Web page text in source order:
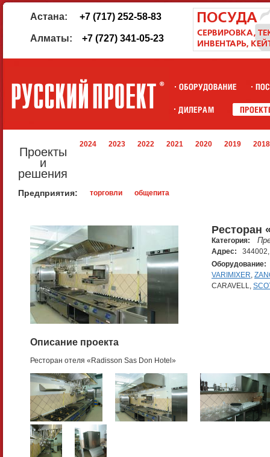
Астана: +7 (717) 252-58-83
Алматы: +7 (727) 341-05-23
Проекты
и
решения
2024 2023 2022 2021 2020 2019 2018
Предприятия: торговли общепита
Ресторан
Категория:
Адрес:
344002,
Оборудование:
VARIMIXER,
CARAVELL,
Описание проекта
Ресторан отеля «Radisson Sas Don Hotel»